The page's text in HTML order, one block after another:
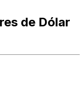
de Dólar